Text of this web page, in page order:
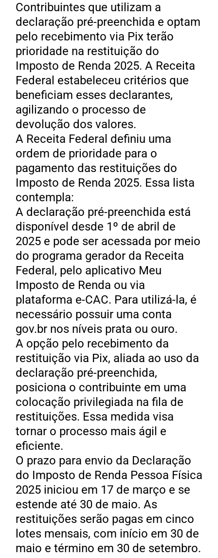
Contribuintes que utilizam a
declaração pré-preenchida e optam
pelo recebimento via Pix terão
prioridade na restituição do
Imposto de Renda 2025. A Receita
Federal estabeleceu critérios que
beneficiam esses declarantes,
agilizando o processo de
devolução dos valores. ​
A Receita Federal definiu uma
ordem de prioridade para o
pagamento das restituições do
Imposto de Renda 2025. Essa lista
contempla:​
A declaração pré-preenchida está
disponível desde 1º de abril de
2025 e pode ser acessada por meio
do programa gerador da Receita
Federal, pelo aplicativo Meu
Imposto de Renda ou via
plataforma e-CAC. Para utilizá-la, é
necessário possuir uma conta
gov.br nos níveis prata ou ouro. ​
A opção pelo recebimento da
restituição via Pix, aliada ao uso da
declaração pré-preenchida,
posiciona o contribuinte em uma
colocação privilegiada na fila de
restituições. Essa medida visa
tornar o processo mais ágil e
eficiente.
O prazo para envio da Declaração
do Imposto de Renda Pessoa Física
2025 iniciou em 17 de março e se
estende até 30 de maio. As
restituições serão pagas em cinco
lotes mensais, com início em 30 de
maio e término em 30 de setembro.